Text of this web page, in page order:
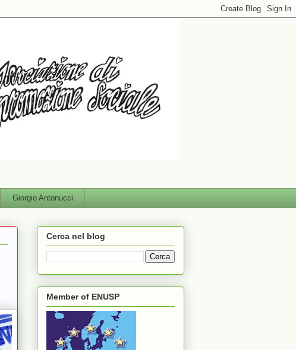
Giorgio Antonucci
Cerca nel blog
Member of ENUSP